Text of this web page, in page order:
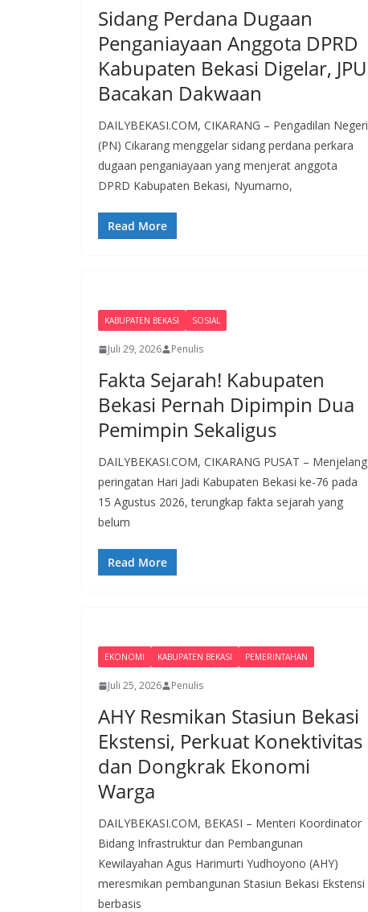
Sidang Perdana Dugaan
Penganiayaan Anggota DPRD
Kabupaten Bekasi Digelar, JPU
Bacakan Dakwaan
DAILYBEKASI.COM, CIKARANG – Pengadilan Negeri
(PN) Cikarang menggelar sidang perdana perkara
dugaan penganiayaan yang menjerat anggota
DPRD Kabupaten Bekasi, Nyumarno,
Read More
KABUPATEN BEKASI SOSIAL
Juli 29, 2026 Penulis
Fakta Sejarah! Kabupaten
Bekasi Pernah Dipimpin Dua
Pemimpin Sekaligus
DAILYBEKASI.COM, CIKARANG PUSAT – Menjelang
peringatan Hari Jadi Kabupaten Bekasi ke-76 pada
15 Agustus 2026, terungkap fakta sejarah yang
belum
Read More
EKONOMI KABUPATEN BEKASI PEMERINTAHAN
Juli 25, 2026 Penulis
AHY Resmikan Stasiun Bekasi
Ekstensi, Perkuat Konektivitas
dan Dongkrak Ekonomi
Warga
DAILYBEKASI.COM, BEKASI – Menteri Koordinator
Bidang Infrastruktur dan Pembangunan
Kewilayahan Agus Harimurti Yudhoyono (AHY)
meresmikan pembangunan Stasiun Bekasi Ekstensi
berbasis